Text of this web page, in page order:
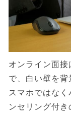
オンライン面
で、白い壁を背
スマホではな
ンセリング付